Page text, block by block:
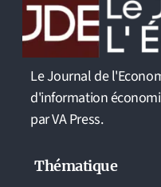
Le Journal de
d'information
par VA Press.
Thématique